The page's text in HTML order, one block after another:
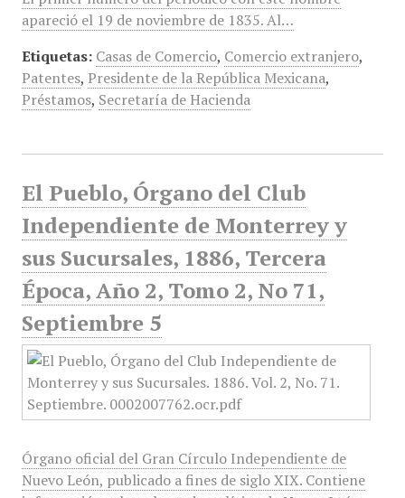
apareció el 19 de noviembre de 1835. Al…
Etiquetas: Casas de Comercio, Comercio extranjero,
Patentes, Presidente de la República Mexicana,
Préstamos, Secretaría de Hacienda
El Pueblo, Órgano del Club
Independiente de Monterrey y
sus Sucursales, 1886, Tercera
Época, Año 2, Tomo 2, No 71,
Septiembre 5
Órgano oficial del Gran Círculo Independiente de
Nuevo León, publicado a fines de siglo XIX. Contiene